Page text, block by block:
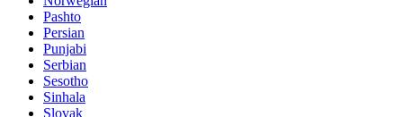
Pashto
Persian
Punjabi
Serbian
Sesotho
Sinhala
Slovak